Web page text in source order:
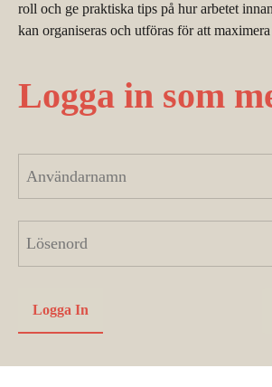
roll och ge praktiska tips på hur arbetet
kan organiseras och utföras för att
Logga in som